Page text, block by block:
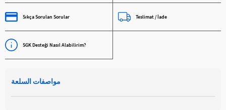
Sıkça Sorulan Sorular Teslimat / İade
SGK Desteği Nasıl Alabilirim?
مواصفات السلعة